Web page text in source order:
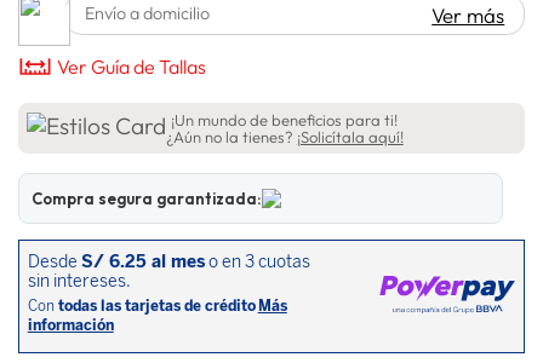
Envío a domicilio Ver más
Ver Guía de Tallas
¡Un mundo de beneficios para ti!
¿Aún no la tienes? ¡Solicítala aquí!
Compra segura garantizada: